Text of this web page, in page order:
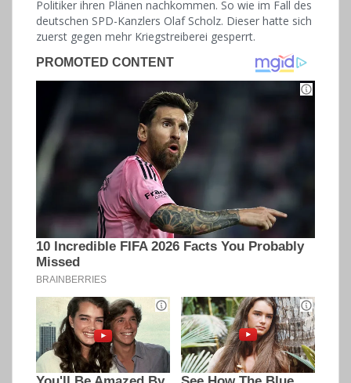
Politiker ihren Plänen nachkommen. So wie im Fall des
deutschen SPD-Kanzlers Olaf Scholz. Dieser hatte sich
zuerst gegen mehr Kriegstreiberei gesperrt.